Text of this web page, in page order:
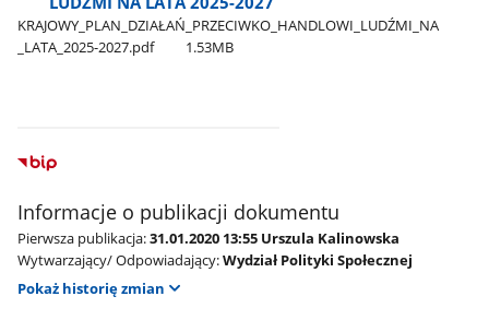
KRAJOWY​_PLAN​_DZIAŁAŃ​_PRZECIWKO​_HANDLOWI​_LUDŹMI​_NA​
_LATA​_2025-2027.pdf
1.53MB
Informacje o publikacji dokumentu
Pierwsza publikacja:31.01.2020 13:55 Urszula Kalinowska
Wytwarzający/ Odpowiadający:Wydział Polityki Społecznej
Pokaż historię zmian